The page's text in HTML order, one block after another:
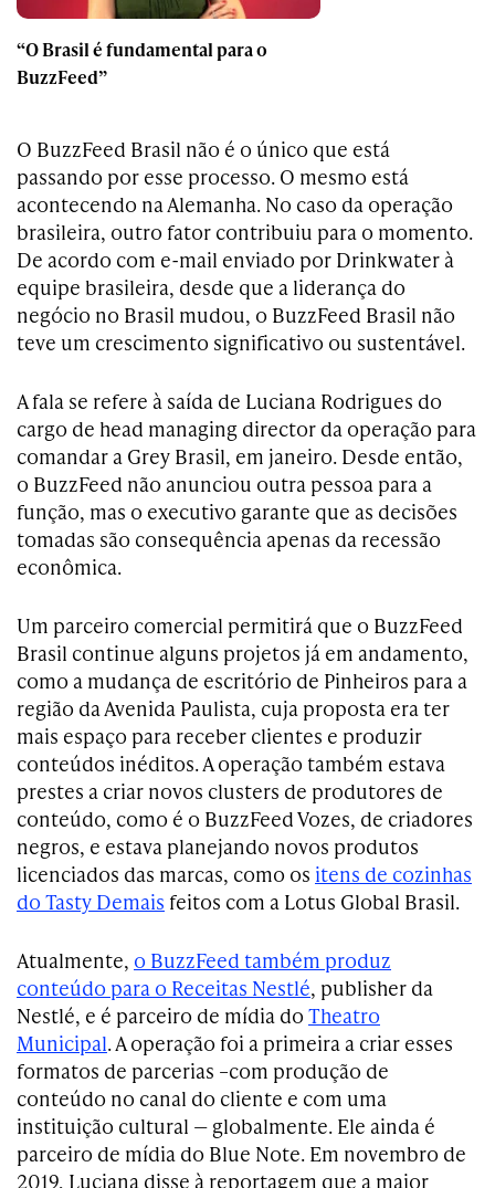
“O Brasil é fundamental para o
BuzzFeed”
O BuzzFeed Brasil não é o único que está
passando por esse processo. O mesmo está
acontecendo na Alemanha. No caso da operação
brasileira, outro fator contribuiu para o momento.
De acordo com e-mail enviado por Drinkwater à
equipe brasileira, desde que a liderança do
negócio no Brasil mudou, o BuzzFeed Brasil não
teve um crescimento significativo ou sustentável.
A fala se refere à saída de Luciana Rodrigues do
cargo de head managing director da operação para
comandar a Grey Brasil, em janeiro. Desde então,
o BuzzFeed não anunciou outra pessoa para a
função, mas o executivo garante que as decisões
tomadas são consequência apenas da recessão
econômica.
Um parceiro comercial permitirá que o BuzzFeed
Brasil continue alguns projetos já em andamento,
como a mudança de escritório de Pinheiros para a
região da Avenida Paulista, cuja proposta era ter
mais espaço para receber clientes e produzir
conteúdos inéditos. A operação também estava
prestes a criar novos clusters de produtores de
conteúdo, como é o BuzzFeed Vozes, de criadores
negros, e estava planejando novos produtos
licenciados das marcas, como os itens de cozinhas
do Tasty Demais feitos com a Lotus Global Brasil.
Atualmente, o BuzzFeed também produz
conteúdo para o Receitas Nestlé, publisher da
Nestlé, e é parceiro de mídia do Theatro
Municipal. A operação foi a primeira a criar esses
formatos de parcerias –com produção de
conteúdo no canal do cliente e com uma
instituição cultural — globalmente. Ele ainda é
parceiro de mídia do Blue Note. Em novembro de
2019, Luciana disse à reportagem que a maior